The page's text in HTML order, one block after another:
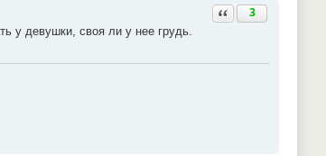
Ответить с цитатой
3
у девушки, своя ли у нее грудь.